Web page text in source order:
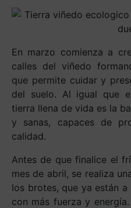
En marzo comienza a
calles del viñedo
que permite cuidar y
del suelo. Al igual que
tierra llena de vida es la
y sanas, capaces de
calidad.
Antes de que finalice el
mes de abril, se realiza
los brotes, que ya están
con más fuerza y